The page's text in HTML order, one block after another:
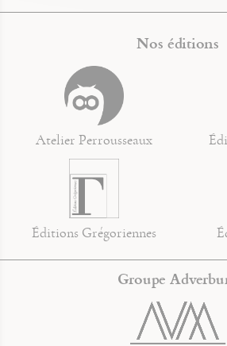
Nos éditions
Atelier Perrousseaux
Éditions Grégoriennes
Groupe